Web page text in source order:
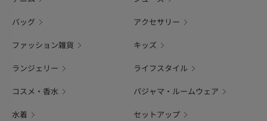
バッグ アクセサリー
ファッション雑貨 キッズ
ランジェリー ライフスタイル
コスメ・香水 パジャマ・ルームウェア
水着 セットアップ